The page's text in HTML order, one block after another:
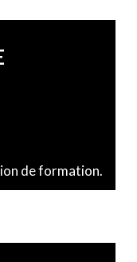
de formation.